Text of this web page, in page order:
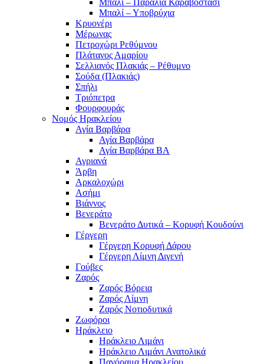
Μπαλί – Παραλία Καραβοστάσι
Μπαλί – Υποβρύχια
Κρυονέρι
Μέρωνας
Πετροχώρι Ρεθύμνου
Πλάτανος Αμαρίου
Σελλιανός Πλακιάς – Ρέθυμνο
Σούδα (Πλακιάς)
Σπήλι
Τριόπετρα
Φουρφουράς
Νομός Ηρακλείου
Αγία Βαρβάρα
Αγία Βαρβάρα
Αγία Βαρβάρα ΒΑ
Αγριανά
Άρβη
Αρκαλοχώρι
Ασήμι
Βιάννος
Βενεράτο
Βενεράτο Δυτικά – Κορυφή Κουδούνι
Γέργερη
Γέργερη Κορυφή Δάρου
Γέργερη Λίμνη Διγενή
Γούβες
Ζαρός
Ζαρός Βόρεια
Ζαρός Λίμνη
Ζαρός Νοτιοδυτικά
Ζωφόροι
Ηράκλειο
Ηράκλειο Λιμάνι
Ηράκλειο Λιμάνι Ανατολικά
Πανόραμα Ηρακλείου